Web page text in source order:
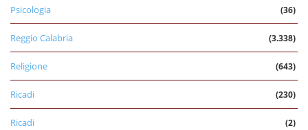
Psicologia (36)
Reggio Calabria (3.338)
Religione (643)
Ricadi (230)
Ricadi (2)